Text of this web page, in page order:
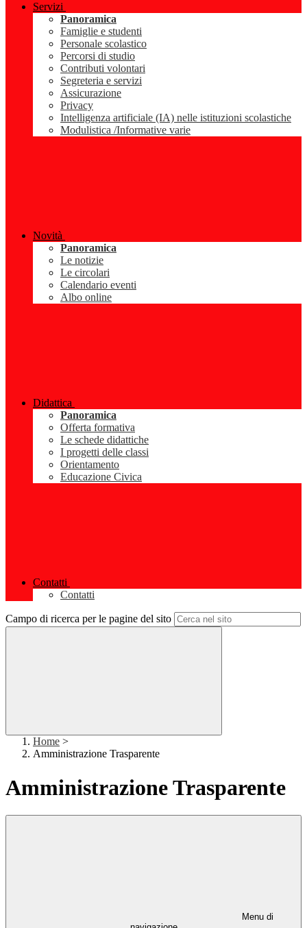
Servizi
Panoramica
Famiglie e studenti
Personale scolastico
Percorsi di studio
Contributi volontari
Segreteria e servizi
Assicurazione
Privacy
Intelligenza artificiale (IA) nelle istituzioni scolastiche
Modulistica /Informative varie
Novità
Panoramica
Le notizie
Le circolari
Calendario eventi
Albo online
Didattica
Panoramica
Offerta formativa
Le schede didattiche
I progetti delle classi
Orientamento
Educazione Civica
Contatti
Contatti
Campo di ricerca per le pagine del sito
Home >
Amministrazione Trasparente
Amministrazione Trasparente
Menu di